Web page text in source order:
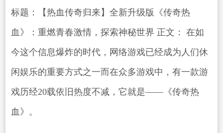
标题：【热血传奇归来】全新升级版《传奇热
血》：重燃青春激情，探索神秘世界 正文： 在如
今这个信息爆炸的时代，网络游戏已经成为人们休
闲娱乐的重要方式之一而在众多游戏中，有一款游
戏历经20载依旧热度不减，它就是——《传奇热
血》。